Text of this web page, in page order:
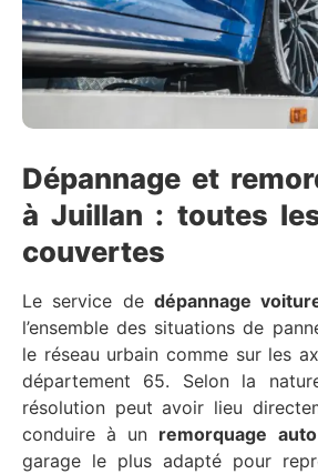
Dépannage et
à Juillan : toutes
couvertes
Le service de dépannage
l’ensemble des situations de
le réseau urbain comme sur les
département 65. Selon la
résolution peut avoir lieu
conduire à un remorquage
garage le plus adapté pour